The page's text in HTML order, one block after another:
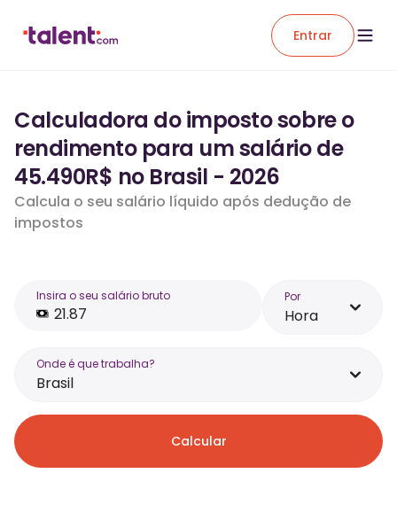
Entrar
Calculadora do imposto sobre o
rendimento para um salário de
45.490R$ no Brasil - 2026
Calcula o seu salário líquido após dedução de
impostos
Insira o seu salário bruto Por
Hora
Onde é que trabalha?
Brasil
Calcular